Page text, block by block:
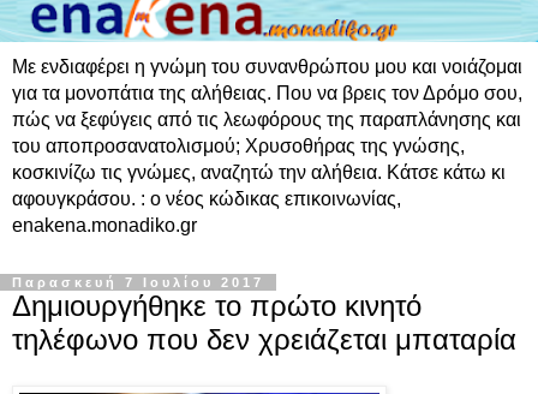
Με ενδιαφέρει η γνώμη του συνανθρώπου μου και νοιάζομαι
για τα μονοπάτια της αλήθειας. Που να βρεις τον Δρόμο σου,
πώς να ξεφύγεις από τις λεωφόρους της παραπλάνησης και
του αποπροσανατολισμού; Χρυσοθήρας της γνώσης,
κοσκινίζω τις γνώμες, αναζητώ την αλήθεια. Κάτσε κάτω κι
αφουγκράσου. : ο νέος κώδικας επικοινωνίας,
enakena.monadiko.gr
Παρασκευή 7 Ιουλίου 2017
Δημιουργήθηκε το πρώτο κινητό
τηλέφωνο που δεν χρειάζεται μπαταρία